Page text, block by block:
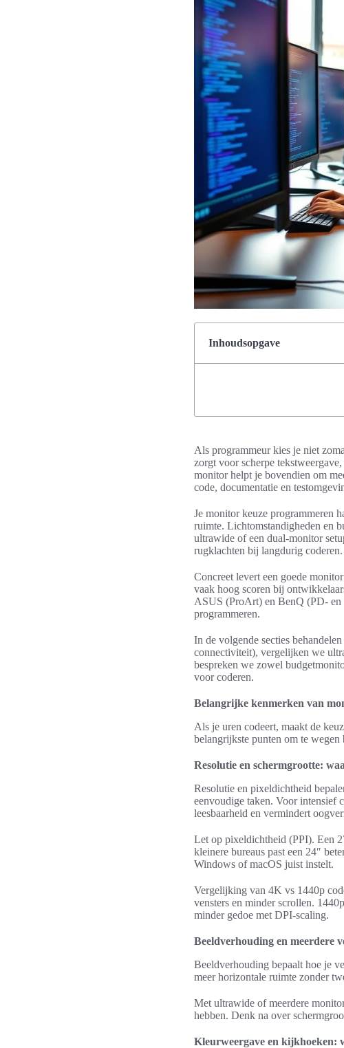
Inhoudsopgave
Als programmeur kies je niet
zorgt voor scherpe
monitor helpt je bovendien om
code, documentatie en
Je monitor keuze programmeren
ruimte. Lichtomstandigheden en
ultrawide of een dual-monitor
rugklachten bij langdurig coderen.
Concreet levert een goede
vaak hoog scoren bij
ASUS (ProArt) en BenQ (PD- en
programmeren.
In de volgende secties
connectiviteit), vergelijken we
bespreken we zowel
voor coderen.
Belangrijke kenmerken van
Als je uren codeert, maakt de
belangrijkste punten om te
Resolutie en schermgrootte:
Resolutie en pixeldichtheid
eenvoudige taken. Voor intensief
leesbaarheid en vermindert
Let op pixeldichtheid (PPI). Een
kleinere bureaus past een 24″
Windows of macOS juist instelt.
Vergelijking van 4K vs 1440p
vensters en minder scrollen.
minder gedoe met DPI-scaling.
Beeldverhouding en meerdere
Beeldverhouding bepaalt hoe je
meer horizontale ruimte zonder
Met ultrawide of meerdere
hebben. Denk na over
Kleurweergave en kijkhoeken: